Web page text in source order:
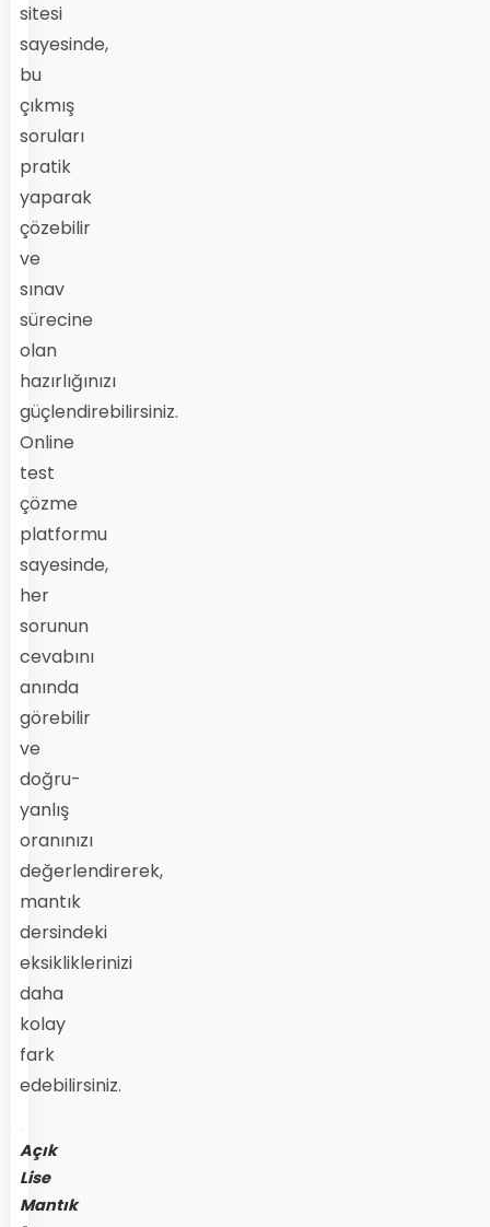
sitesi
sayesinde,
bu
çıkmış
soruları
pratik
yaparak
çözebilir
ve
sınav
sürecine
olan
hazırlığınızı
güçlendirebilirsiniz.
Online
test
çözme
platformu
sayesinde,
her
sorunun
cevabını
anında
görebilir
ve
doğru-
yanlış
oranınızı
değerlendirerek,
mantık
dersindeki
eksikliklerinizi
daha
kolay
fark
edebilirsiniz.
Açık
Lise
Mantık